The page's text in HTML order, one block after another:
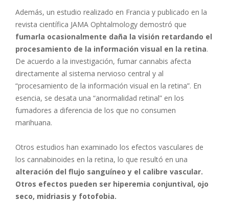
Además, un estudio realizado en Francia y publicado en la
revista científica JAMA Ophtalmology demostró que
fumarla ocasionalmente daña la visión retardando el
procesamiento de la información visual en la retina.
De acuerdo a la investigación, fumar cannabis afecta
directamente al sistema nervioso central y al
“procesamiento de la información visual en la retina”. En
esencia, se desata una “anormalidad retinal” en los
fumadores a diferencia de los que no consumen
marihuana.
Otros estudios han examinado los efectos vasculares de
los cannabinoides en la retina, lo que resultó en una
alteración del flujo sanguíneo y el calibre vascular.
Otros efectos pueden ser hiperemia conjuntival, ojo
seco, midriasis y fotofobia.